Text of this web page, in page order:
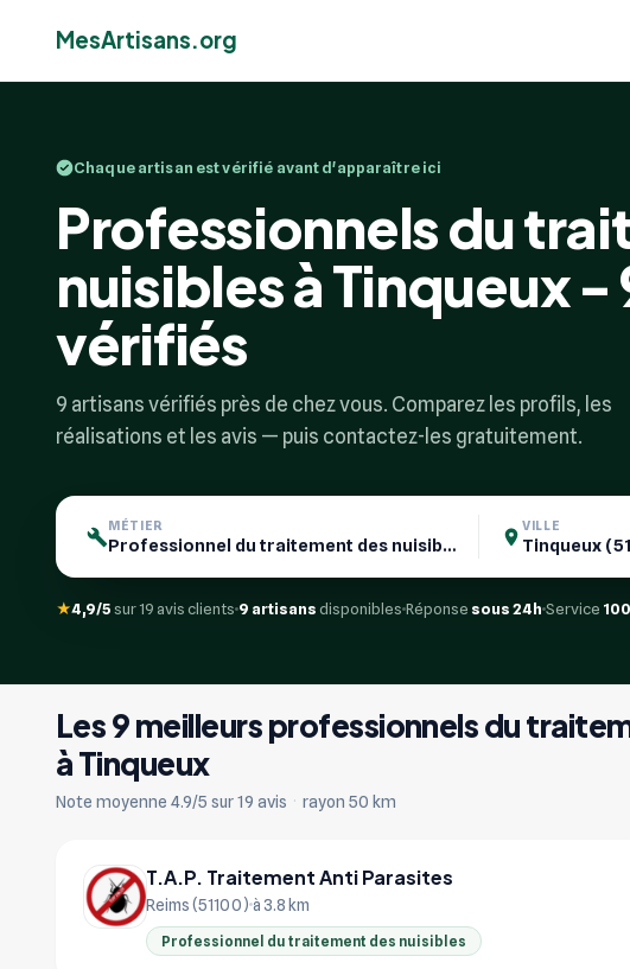
MesArtisans.org
Chaque artisan est vérifié avant d'apparaître ici
Professionnels du
nuisibles à Tinqueux -
vérifiés
9 artisans vérifiés près de chez vous. Comparez les profils, les
réalisations et les avis — puis contactez-les gratuitement.
MÉTIER VILLE
★4,9/5sur 19 avis clients 9 artisansdisponibles Réponse sous 24h Service
Les 9 meilleurs professionnels du
à Tinqueux
Note moyenne 4.9/5 sur 19 avis · rayon 50 km
T.A.P. Traitement Anti Parasites
Reims (51100) à 3.8 km
Professionnel du traitement des nuisibles